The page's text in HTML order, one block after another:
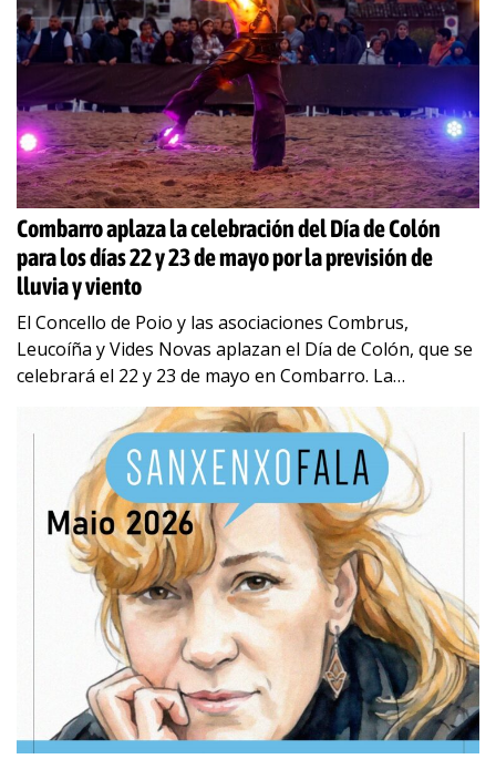
Combarro aplaza la celebración del Día de Colón
para los días 22 y 23 de mayo por la previsión de
lluvia y viento
El Concello de Poio y las asociaciones Combrus,
Leucoíña y Vides Novas aplazan el Día de Colón, que se
celebrará el 22 y 23 de mayo en Combarro. La